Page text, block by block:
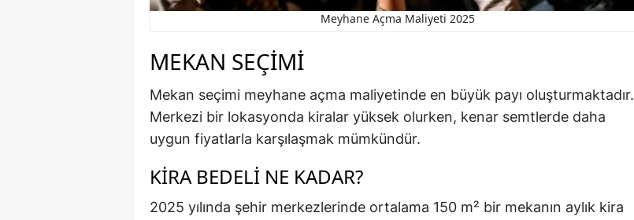
Meyhane Açma Maliyeti 2025
MEKAN SEÇIMI
Mekan seçimi meyhane açma maliyetinde en büyük payı oluşturmaktadır.
Merkezi bir lokasyonda kiralar yüksek olurken, kenar semtlerde daha
uygun fiyatlarla karşılaşmak mümkündür.
KIRA BEDELI NE KADAR?
2025 yılında şehir merkezlerinde ortalama 150 m² bir mekanın aylık kira